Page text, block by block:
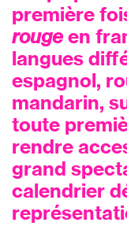
première
rougeen
langues
espagnol,
mandarin,
toute
rendre
grand
calendrier